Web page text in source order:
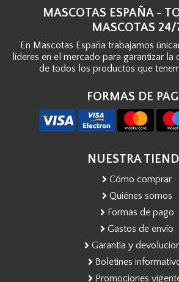
MASCOTAS ESPAÑA -
MASCOTAS 24/
En Mascotas España trabajamos
líderes en el mercado para garantizar la
de todos los productos que
FORMAS DE
NUESTRA
Cómo comprar
Quiénes somos
Formas de pago
Gastos de envío
Garantía y
Boletines
Promociones